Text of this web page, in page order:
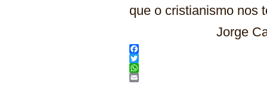
que o cristianismo nos
Jorge
Facebook
Twitter
WhatsApp